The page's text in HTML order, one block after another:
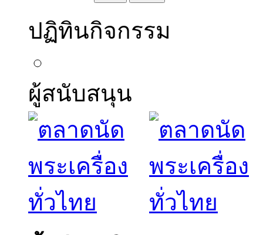
ปฏิทินกิจกรรม
ผู้สนับสนุน